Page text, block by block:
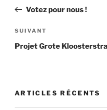
l’article
précédent
Votez pour nous !
Article
suivant
SUIVANT
Projet Grote
ARTICLES RÉCENTS